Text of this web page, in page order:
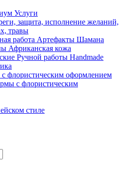
Услуги
защита, исполнение желаний,
травы
работа Артефакты Шамана
Африканская кожа
Ручной работы Handmade
флористическим оформлением
с флористическим
стиле